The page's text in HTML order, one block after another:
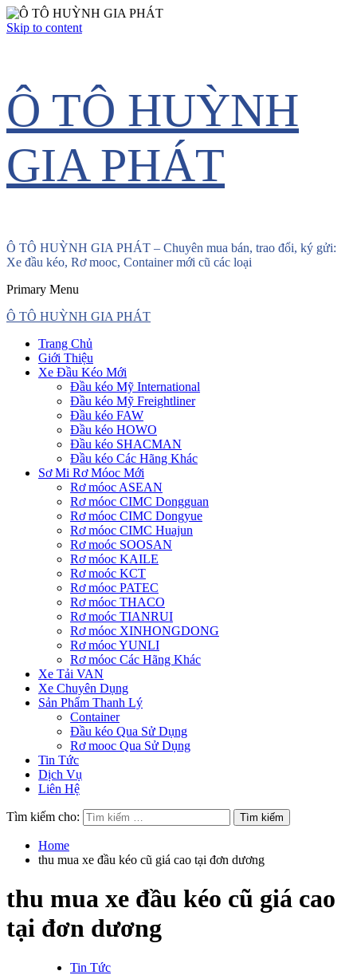
Skip to content
Ô TÔ HUỲNH
GIA PHÁT
Ô TÔ HUỲNH GIA PHÁT – Chuyên mua bán, trao đổi, ký gửi:
Xe đầu kéo, Rơ mooc, Container mới cũ các loại
Primary Menu
Ô TÔ HUỲNH GIA PHÁT
Trang Chủ
Giới Thiệu
Xe Đầu Kéo Mới
Đầu kéo Mỹ International
Đầu kéo Mỹ Freightliner
Đầu kéo FAW
Đầu kéo HOWO
Đầu kéo SHACMAN
Đầu kéo Các Hãng Khác
Sơ Mi Rơ Móoc Mới
Rơ móoc ASEAN
Rơ móoc CIMC Dongguan
Rơ móoc CIMC Dongyue
Rơ móoc CIMC Huajun
Rơ moóc SOOSAN
Rơ móoc KAILE
Rơ moóc KCT
Rơ móoc PATEC
Rơ móoc THACO
Rơ moóc TIANRUI
Rơ móoc XINHONGDONG
Rơ móoc YUNLI
Rơ móoc Các Hãng Khác
Xe Tải VAN
Xe Chuyên Dụng
Sản Phẩm Thanh Lý
Container
Đầu kéo Qua Sử Dụng
Rơ mooc Qua Sử Dụng
Tin Tức
Dịch Vụ
Liên Hệ
Tìm kiếm cho:
Home
thu mua xe đầu kéo cũ giá cao tại đơn dương
thu mua xe đầu kéo cũ giá cao
tại đơn dương
Tin Tức